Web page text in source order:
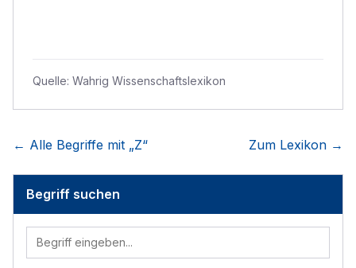
Quelle: Wahrig Wissenschaftslexikon
← Alle Begriffe mit „Z“ Zum Lexikon →
Begriff suchen